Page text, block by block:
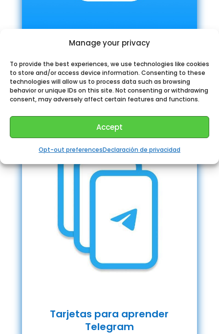
Manage your privacy
To provide the best experiences, we use technologies like cookies
to store and/or access device information. Consenting to these
technologies will allow us to process data such as browsing
behavior or unique IDs on this site. Not consenting or withdrawing
consent, may adversely affect certain features and functions.
Accept
Opt-out preferencesDeclaración de privacidad
Billetera Telegram Bot
Tarjetas para aprender
Telegram